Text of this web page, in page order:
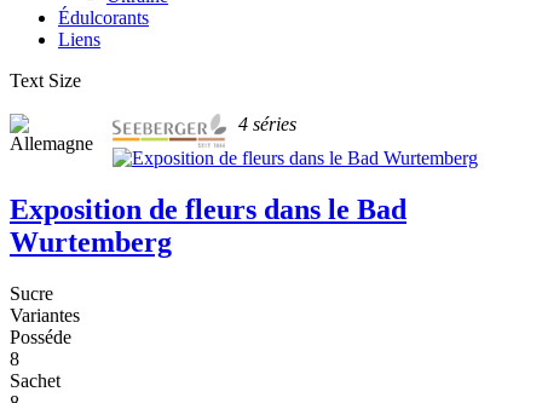
Édulcorants
Liens
Text Size
4 séries
Exposition de fleurs dans le Bad
Wurtemberg
Sucre
Variantes
Posséde
8
Sachet